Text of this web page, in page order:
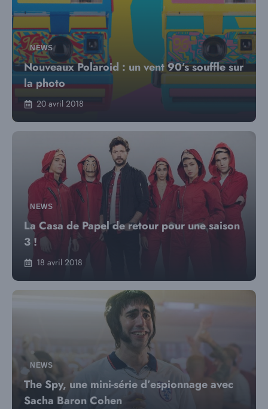
NEWS
Nouveaux Polaroid : un vent 90’s souffle sur
la photo
20 avril 2018
NEWS
La Casa de Papel de retour pour une saison
3 !
18 avril 2018
NEWS
The Spy, une mini-série d’espionnage avec
Sacha Baron Cohen